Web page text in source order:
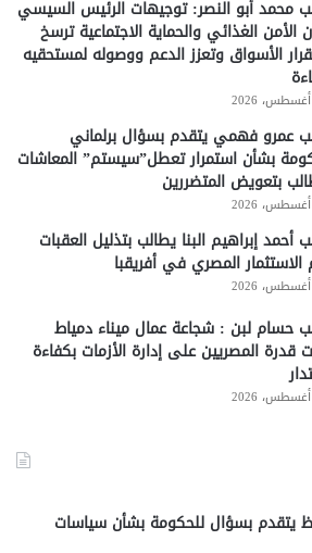
محمد أبو النصر: توجيهات الرئيس السيسي
الأمن الغذائي والحماية الاجتماعية ترسخ
الأسواق وتعزز الدعم ووصوله لمستحقيه
عمرو فهمي يتقدم بسؤال برلماني
بشأن استمرار تعطل”سيستم” المعاشات
بتعويض المتضررين
أحمد إبراهيم البنا يطالب بتذليل العقبات
الاستثمار المصري في أفريقبا
حسام لبن : شجاعة عمال ميناء دمياط
قدرة المصريين على إدارة الأزمات بكفاءة
يتقدم بسؤال للحكومة بشأن سياسات